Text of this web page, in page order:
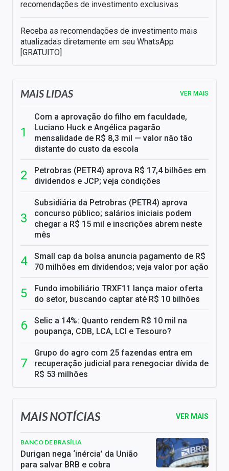
recomendações de investimento exclusivas
Receba as recomendações de investimento mais
atualizadas diretamente em seu WhatsApp
[GRATUITO]
MAIS LIDAS VER MAIS
Com a aprovação do filho em faculdade,
Luciano Huck e Angélica pagarão
mensalidade de R$ 8,3 mil — valor não tão
distante do custo da escola
Petrobras (PETR4) aprova R$ 17,4 bilhões em
dividendos e JCP; veja condições
Subsidiária da Petrobras (PETR4) aprova
concurso público; salários iniciais podem
chegar a R$ 15 mil e inscrições abrem neste
mês
Small cap da bolsa anuncia pagamento de R$
70 milhões em dividendos; veja valor por ação
Fundo imobiliário TRXF11 lança maior oferta
do setor, buscando captar até R$ 10 bilhões
Selic a 14%: Quanto rendem R$ 10 mil na
poupança, CDB, LCA, LCI e Tesouro?
Grupo do agro com 25 fazendas entra em
recuperação judicial para renegociar dívida de
R$ 53 milhões
MAIS NOTÍCIAS VER MAIS
BANCO DE BRASÍLIA
Durigan nega ‘inércia’ da União
para salvar BRB e cobra